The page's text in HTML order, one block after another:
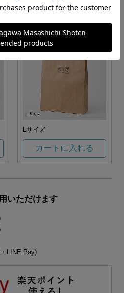
カートに入れる
Lサイズ
カートに入れる
いただけます
LINE Pay)